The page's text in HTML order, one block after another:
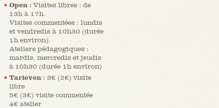
Open : Visites libres : de
13h à 17h.
Visites commentées : lundis
et vendredis à 10h30 (durée
1h environ).
Ateliers pédagogiques :
mardis, mercredis et jeudis
à 10h30 (durée 1h environ)
Tarieven : 3€ (2€) visite
libre
5€ (3€) visite commentée
4€ atelier